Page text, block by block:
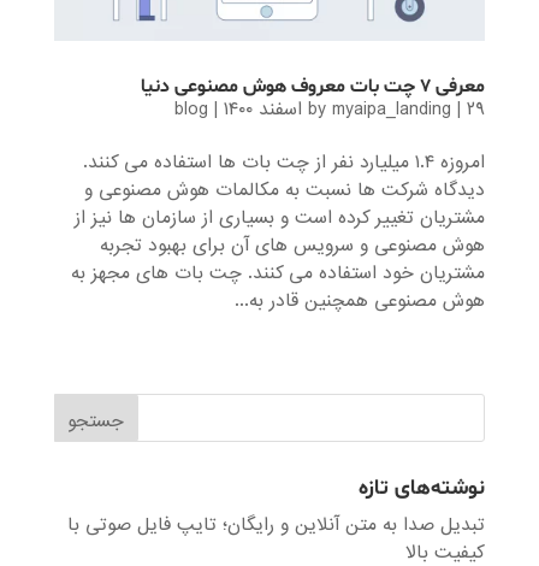
معرفی ۷ چت بات معروف هوش مصنوعی دنیا
bymyaipa_landing |۲۹ اسفند ۱۴۰۰ |
blog
امروزه ۱.۴ میلیارد نفر از چت بات ها استفاده می کنند.
دیدگاه شرکت ها نسبت به مکالمات هوش مصنوعی و
مشتریان تغییر کرده است و بسیاری از سازمان ها نیز از
هوش مصنوعی و سرویس های آن برای بهبود تجربه
مشتریان خود استفاده می کنند. چت بات های مجهز به
هوش مصنوعی همچنین قادر به...
نوشته‌های تازه
تبدیل صدا به متن آنلاین و رایگان؛ تایپ فایل صوتی با
کیفیت بالا